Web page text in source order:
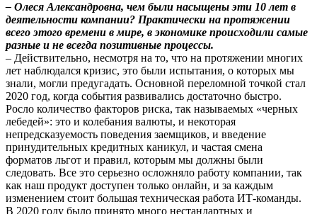
– Олеся Александровна, чем были насыщены эти 10 лет в
деятельности компании? Практически на протяжении
всего этого времени в мире, в экономике происходили самые
разные и не всегда позитивные процессы.
– Действительно, несмотря на то, что на протяжении многих
лет наблюдался кризис, это были испытания, о которых мы
знали, могли предугадать. Основной переломной точкой стал
2020 год, когда события развивались достаточно быстро.
Росло количество факторов риска, так называемых «черных
лебедей»: это и колебания валюты, и некоторая
непредсказуемость поведения заемщиков, и введение
принудительных кредитных каникул, и частая смена
форматов льгот и правил, которым мы должны были
следовать. Все это серьезно осложняло работу компании, так
как наш продукт доступен только онлайн, и за каждым
изменением стоит большая техническая работа ИТ-команды.
В 2020 году было принято много нестандартных и